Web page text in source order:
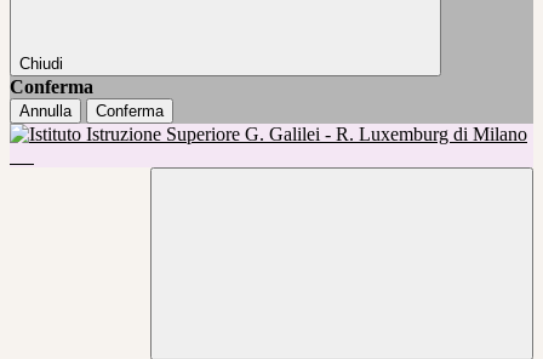
Chiudi
Conferma
Annulla Conferma